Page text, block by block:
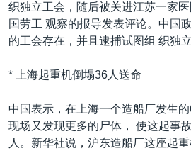
织独立工会，随后被关进江苏一家
国劳工 观察的报导发表评论。中国
的工会存在，并且逮捕试图组 织独
* 上海起重机倒塌36人送命
中国表示，在上海一个造船厂发生
现场又发现更多的尸体， 使这起事
人。新华社说，沪东造船厂这座起